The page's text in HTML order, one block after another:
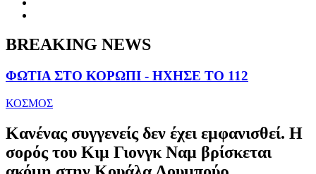
BREAKING NEWS
ΦΩΤΙΑ ΣΤΟ ΚΟΡΩΠΙ - ΗΧΗΣΕ ΤΟ 112
ΚΟΣΜΟΣ
Κανένας συγγενείς δεν έχει εμφανισθεί. Η
σορός του Κιμ Γιονγκ Ναμ βρίσκεται